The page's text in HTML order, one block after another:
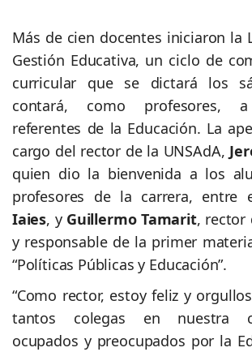
Más de cien docentes iniciaron la
Gestión Educativa, un ciclo de
curricular que se dictará los
contará, como profesores,
referentes de la Educación. La
cargo del rector de la UNSAdA,
quien dio la bienvenida a los
profesores de la carrera, entre
Iaies, y Guillermo Tamarit, rector
y responsable de la primer
“Políticas Públicas y Educación”.
“Como rector, estoy feliz y
tantos colegas en nuestra
ocupados y preocupados por la